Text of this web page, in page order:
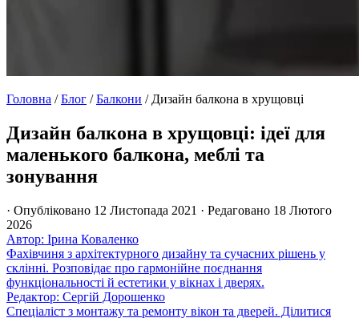
Головна /Блог /Балкони / Дизайн балкона в хрущовці
Дизайн балкона в хрущовці: ідеї для
маленького балкона, меблі та
зонування
· Опубліковано 12 Листопада 2021 · Редаговано 18 Лютого
2026
Автор: Ірина Коваленко
Фахівчиня з архітектурного дизайну та сучасних рішень у
склінні. Розповідає про гармонійне поєднання
функціональності й естетики у вікнах і дверях.
Редактор: Сергій Дорошенко
Спеціаліст з монтажу та ремонту вікон та дверей. Ділитися